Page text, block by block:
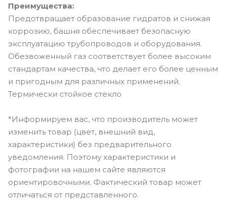
Преимущества:
Предотвращает образование гидратов и снижая
коррозию, башня обеспечивает безопасную
эксплуатацию трубопроводов и оборудования.
Обезвоженный газ соответствует более высоким
стандартам качества, что делает его более ценным
и пригодным для различных применений.
Термически стойкое стекло
*Информируем вас, что производитель может
изменить товар (цвет, внешний вид,
характеристики) без предварительного
уведомления. Поэтому характеристики и
фотографии на нашем сайте являются
ориентировочными. Фактический товар может
отличаться от представленного.